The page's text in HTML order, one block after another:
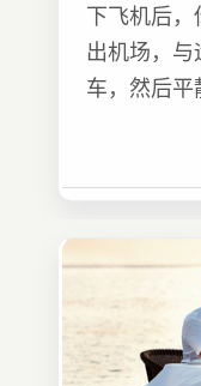
下飞机后
出机场，
车，然后平